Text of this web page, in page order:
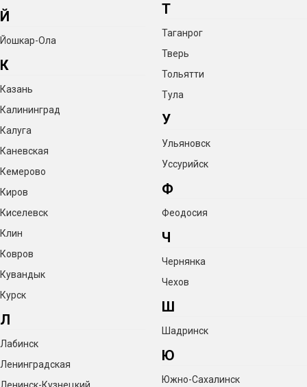
Й
Йошкар-Ола
К
Казань
Калининград
Калуга
Каневская
Кемерово
Киров
Киселевск
Клин
Ковров
Кувандык
Курск
Л
Лабинск
Ленинградская
Т
Таганрог
Тверь
Тольятти
Тула
У
Ульяновск
Уссурийск
Ф
Феодосия
Ч
Чернянка
Чехов
Ш
Шадринск
Ю
Южно-Сахалинск